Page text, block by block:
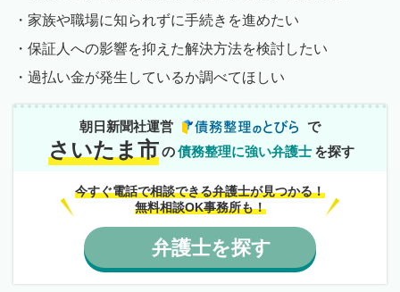
・家族や職場に知られずに手続きを進めたい
・保証人への影響を抑えた解決方法を検討したい
・過払い金が発生しているか調べてほしい
朝日新聞社運営 で
さいたま市の債務整理に強い弁護士 を探す
今すぐ電話で相談できる弁護士が見つかる！
無料相談OK事務所も！
弁護士を探す